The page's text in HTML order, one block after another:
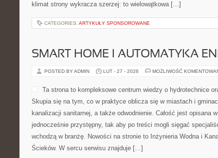
klimat strony wykracza szerzej: to wielowątkowa […]
CATEGORIES: ARTYKUŁY SPONSOROWANE
SMART HOME I AUTOMATYKA
POSTED BY ADMIN LUT - 27 - 2026 MOŻLIWOŚĆ
Ta strona to kompleksowe centrum wiedzy o hydrotechnice
Skupia się na tym, co w praktyce oblicza się w miastach i
kanalizacji sanitarnej, a także odwodnienie. Całość jest opisana
jednocześnie przystępny, tak aby po treści mogli sięgać
wchodzą w branżę. Nowości na stronie to Inżynieria Wodna i
Ścieków. W sercu serwisu znajduje […]